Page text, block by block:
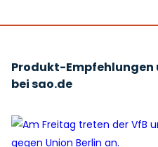
Produkt-
bei sao.de